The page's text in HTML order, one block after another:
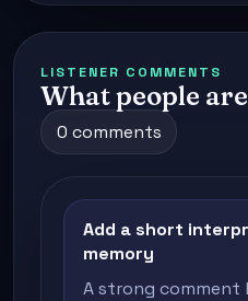
LISTENER COMMENTS
What people
0 comments
Add a short
memory
A strong comment